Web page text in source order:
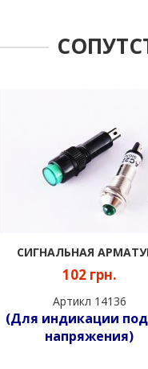
СИГНАЛЬНАЯ
102 грн.
Артикл 14136
(Для индикации
напряжения)